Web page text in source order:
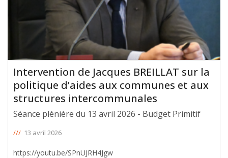
Intervention de Jacques BREILLAT sur la
politique d’aides aux communes et aux
structures intercommunales
Séance plénière du 13 avril 2026 - Budget Primitif
/// 13 avril 2026
https://youtu.be/SPnUJRH4Jgw